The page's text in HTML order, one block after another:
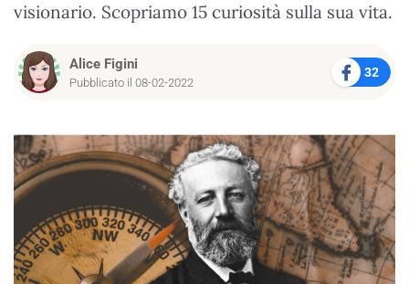
visionario. Scopriamo 15 curiosità sulla sua vita.
Alice Figini
Pubblicato il 08-02-2022
32